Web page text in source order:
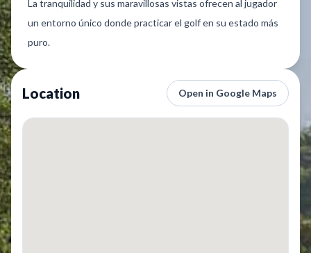
La tranquilidad y sus maravillosas vistas ofrecen al jugador
un entorno único donde practicar el golf en su estado más
puro.
Location Open in Google Maps